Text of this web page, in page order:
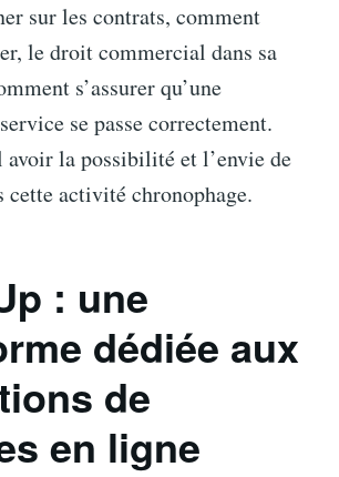
sur les contrats, comment
le droit commercial dans sa
s’assurer qu’une
se passe correctement.
la possibilité et l’envie de
cette activité chronophage.
: une
dédiée aux
de
en ligne